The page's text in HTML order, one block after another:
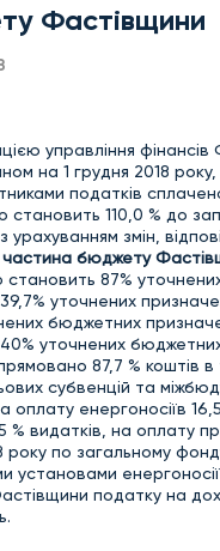
Фастівщини
управління
на 1 грудня 2018
податків
становить 110,0 % до
з урахуванням змін,
бюджету
87%
уточнених
бюджетних
уточнених
87,7 % коштів в
субвенцій та
оплату енергоносіїв
% видатків, на оплату
року по загальному
установами
податку на